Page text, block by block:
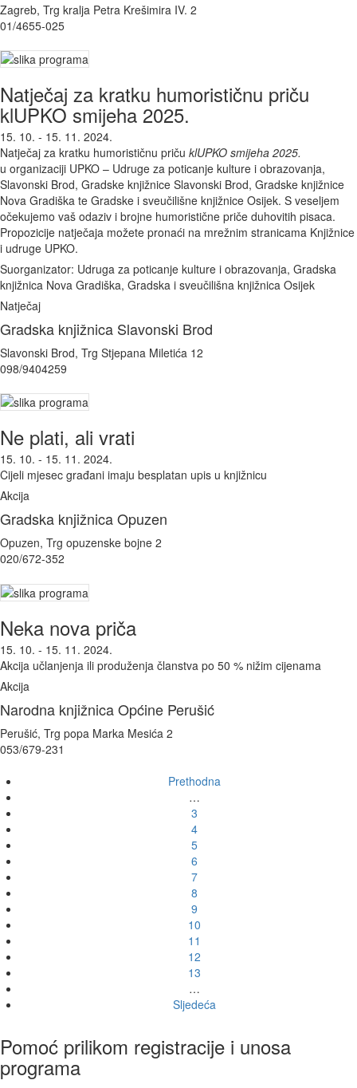
Zagreb, Trg kralja Petra Krešimira IV. 2
01/4655-025
Natječaj za kratku humorističnu priču
klUPKO smijeha 2025.
15. 10. - 15. 11. 2024.
Natječaj za kratku humorističnu priču klUPKO smijeha 2025.
u organizaciji UPKO – Udruge za poticanje kulture i obrazovanja,
Slavonski Brod, Gradske knjižnice Slavonski Brod, Gradske knjižnice
Nova Gradiška te Gradske i sveučilišne knjižnice Osijek. S veseljem
očekujemo vaš odaziv i brojne humoristične priče duhovitih pisaca.
Propozicije natječaja možete pronaći na mrežnim stranicama Knjižnice
i udruge UPKO.
Suorganizator: Udruga za poticanje kulture i obrazovanja, Gradska
knjižnica Nova Gradiška, Gradska i sveučilišna knjižnica Osijek
Natječaj
Gradska knjižnica Slavonski Brod
Slavonski Brod, Trg Stjepana Miletića 12
098/9404259
Ne plati, ali vrati
15. 10. - 15. 11. 2024.
Cijeli mjesec građani imaju besplatan upis u knjižnicu
Akcija
Gradska knjižnica Opuzen
Opuzen, Trg opuzenske bojne 2
020/672-352
Neka nova priča
15. 10. - 15. 11. 2024.
Akcija učlanjenja ili produženja članstva po 50 % nižim cijenama
Akcija
Narodna knjižnica Općine Perušić
Perušić, Trg popa Marka Mesića 2
053/679-231
Prethodna
…
3
4
5
6
7
8
9
10
11
12
13
…
Sljedeća
Pomoć prilikom registracije i unosa
programa